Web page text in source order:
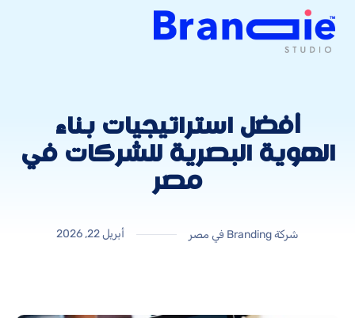
أفضل استراتيجيات بناء
الهوية البصرية للشركات في
مصر
شركة Branding في مصر أبريل 22, 2026